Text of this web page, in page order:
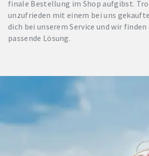
finale Bestellung im Shop aufgibst.
unzufrieden mit einem bei uns
dich bei unserem Service und wir
passende Lösung.